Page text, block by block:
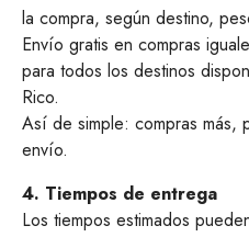
la compra, según destino,
Envío gratis en compras
para todos los destinos
Rico.
Así de simple: compras más,
envío.
4. Tiempos de entrega
Los tiempos estimados